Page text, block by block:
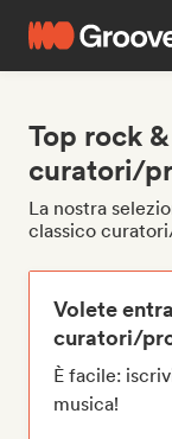
Top rock
curatori/
La nostra
classico
Volete
curatori/
È facile:
musica!